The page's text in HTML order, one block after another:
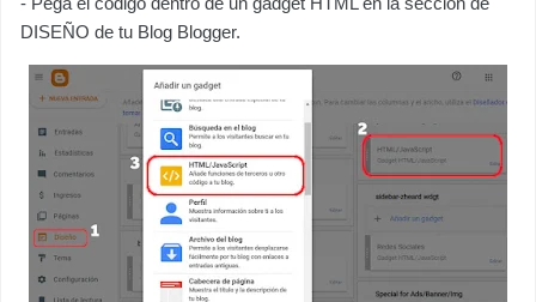
DISEÑO de tu Blog Blogger.